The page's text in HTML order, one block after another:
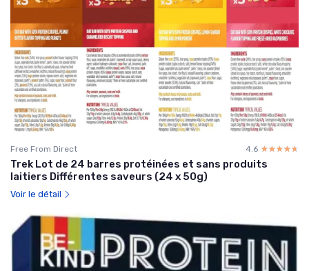
Free From Direct 4.6 ☆☆☆☆☆
★★★★★
Trek Lot de 24 barres protéinées et sans produits
laitiers Différentes saveurs (24 x 50g)
Voir le détail